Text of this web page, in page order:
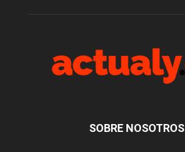
SOBRE NOSOTROS